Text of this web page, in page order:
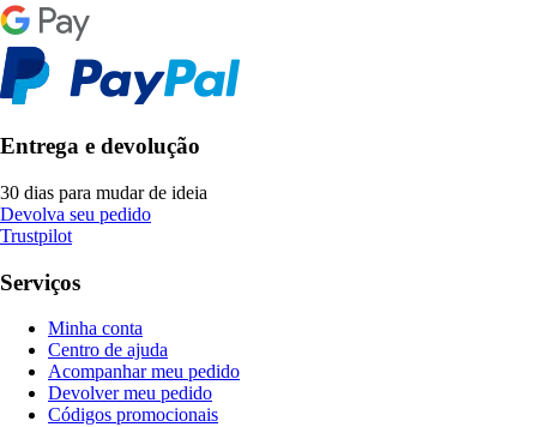
Entrega e devolução
30 dias para mudar de ideia
Devolva seu pedido
Trustpilot
Serviços
Minha conta
Centro de ajuda
Acompanhar meu pedido
Devolver meu pedido
Códigos promocionais